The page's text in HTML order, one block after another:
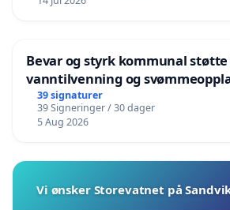
Bevar og styrk kommunal
vanntilvenning og
barnehagene i Haugesund
39 signaturer
39 Signeringer / 30 dager
5 Aug 2026
Vi ønsker Storevatnet på